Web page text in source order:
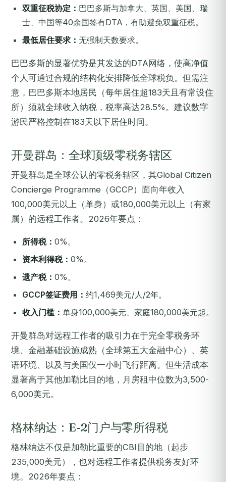
双重征税协定： 巴巴多斯与加拿大、英国、美国、瑞
士、中国等40余国签有DTA，有助避免双重征税。
最低居住要求： 无强制天数要求。
巴巴多斯的显著优势是其发达的DTA网络，使高净值
个人可通过合规的结构化安排降低全球税负。但需注
意，巴巴多斯本地居民（每年居住超183天且有常设住
所）须就全球收入纳税，税率高达28.5%。建议数字
游民严格控制在183天以下居住时间。
开曼群岛：全球顶级零税务辖区
开曼群岛是全球公认的零税务辖区，其Global Citizen
Concierge Programme（GCCP）面向年收入
100,000美元以上（单身）或180,000美元以上（有家
属）的远程工作者。2026年要点：
所得税： 0%。
资本利得税： 0%。
遗产税： 0%。
GCCP签证费用： 约1,469美元/人/2年。
收入门槛： 单身100,000美元、家庭180,000美元起。
开曼群岛对远程工作者的吸引力在于完全零税务环
境、金融基础设施成熟（全球第五大金融中心）、英
语环境、以及与美国仅一小时飞行距离。但生活成本
显著高于其他加勒比目的地，月房租中位数为3,500-
6,000美元。
格林纳达：E-2门户与零所得税
格林纳达不仅是加勒比重要的CBI目的地（起步
235,000美元），也对远程工作者提供税务友好环
境。2026年要点：